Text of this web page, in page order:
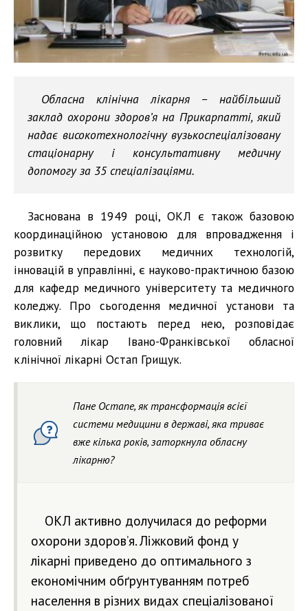
Обласна клінічна лікарня – найбільший
заклад охорони здоров’я на Прикарпатті, який
надає високотехнологічну вузькоспеціалізовану
стаціонарну і консультативну медичну
допомогу за 35 спеціалізаціями.
Заснована в 1949 році, ОКЛ є також базовою
координаційною установою для впровадження і
розвитку передових медичних технологій,
інновацій в управлінні, є науково-практичною базою
для кафедр медичного університету та медичного
коледжу. Про сьогодення медичної установи та
виклики, що постають перед нею, розповідає
головний лікар Івано-Франківської обласної
клінічної лікарні Остап Грищук.
Пане Остапе, як трансформація всієї
системи медицини в державі, яка триває
вже кілька років, заторкнула обласну
лікарню?
ОКЛ активно долучилася до реформи
охорони здоров’я. Ліжковий фонд у
лікарні приведено до оптимального з
економічним обґрунтуванням потреб
населення в різних видах спеціалізованої